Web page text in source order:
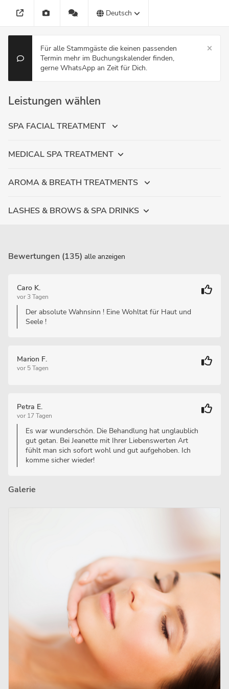
Deutsch
Für alle Stammgäste die keinen passenden
Termin mehr im Buchungskalender finden,
gerne WhatsApp an Zeit für Dich.
Leistungen wählen
SPA FACIAL TREATMENT
MEDICAL SPA TREATMENT
AROMA & BREATH TREATMENTS
LASHES & BROWS & SPA DRINKS
Bewertungen (135) alle anzeigen
Caro K.
vor 3 Tagen
Der absolute Wahnsinn ! Eine Wohltat für Haut und
Seele !
Marion F.
vor 5 Tagen
Petra E.
vor 17 Tagen
Es war wunderschön. Die Behandlung hat unglaublich
gut getan. Bei Jeanette mit Ihrer Liebenswerten Art
fühlt man sich sofort wohl und gut aufgehoben. Ich
komme sicher wieder!
Galerie